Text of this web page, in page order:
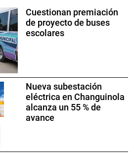
Cuestionan premiación
de proyecto de buses
escolares
Nueva subestación
eléctrica en Changuinola
alcanza un 55 % de
avance